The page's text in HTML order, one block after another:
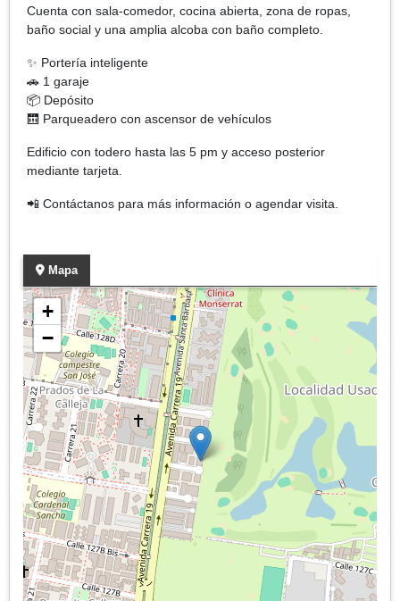
Cuenta con sala-comedor, cocina abierta, zona de ropas,
baño social y una amplia alcoba con baño completo.
✨ Portería inteligente
🚗 1 garaje
📦 Depósito
🛗 Parqueadero con ascensor de vehículos
Edificio con todero hasta las 5 pm y acceso posterior
mediante tarjeta.
📲 Contáctanos para más información o agendar visita.
Mapa
+
−